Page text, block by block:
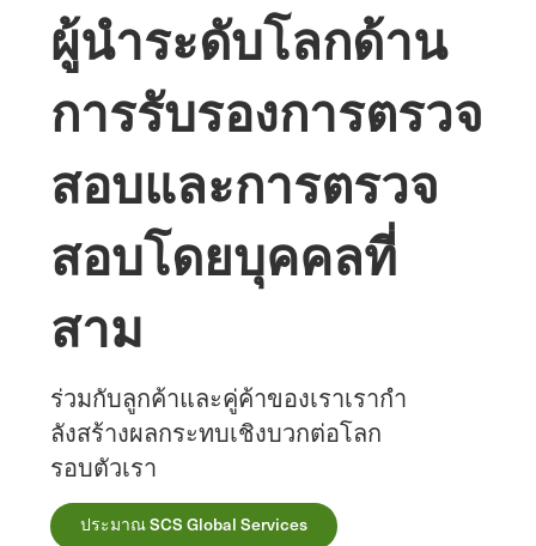
ผู้นําระดับโลกด้าน
การรับรองการตรวจ
สอบและการตรวจ
สอบโดยบุคคลที่
สาม
ร่วมกับลูกค้าและคู่ค้าของเราเรากํา
ลังสร้างผลกระทบเชิงบวกต่อโลก
รอบตัวเรา
ประมาณ SCS Global Services